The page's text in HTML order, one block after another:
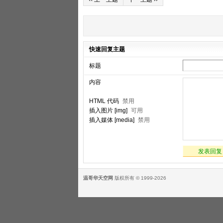
快速回复主题
标题
内容
HTML 代码 禁用
插入图片 [img] 可用
插入媒体 [media] 禁用
发表回复
温哥华天空网 版权所有 © 1999-2026